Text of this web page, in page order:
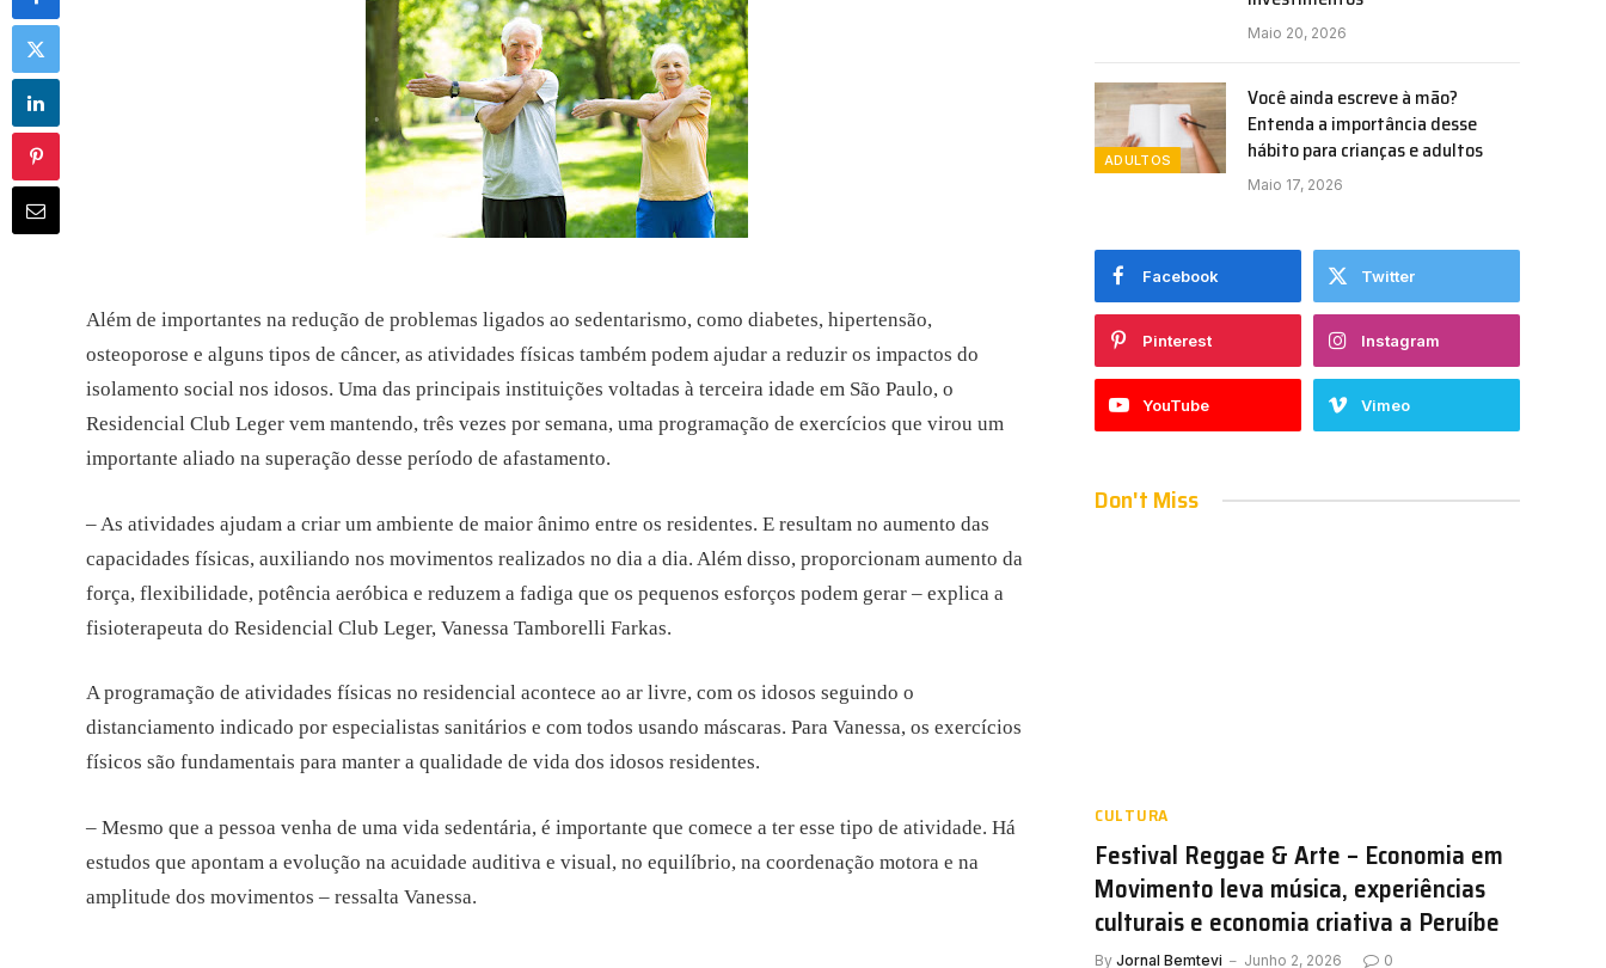
Além de importantes na redução de problemas ligados ao sedentarismo, como diabetes, hipertensão,
osteoporose e alguns tipos de câncer, as atividades físicas também podem ajudar a reduzir os impactos do
isolamento social nos idosos. Uma das principais instituições voltadas à terceira idade em São Paulo, o
Residencial Club Leger vem mantendo, três vezes por semana, uma programação de exercícios que virou um
importante aliado na superação desse período de afastamento.
– As atividades ajudam a criar um ambiente de maior ânimo entre os residentes. E resultam no aumento das
capacidades físicas, auxiliando nos movimentos realizados no dia a dia. Além disso, proporcionam aumento da
força, flexibilidade, potência aeróbica e reduzem a fadiga que os pequenos esforços podem gerar – explica a
fisioterapeuta do Residencial Club Leger, Vanessa Tamborelli Farkas.
A programação de atividades físicas no residencial acontece ao ar livre, com os idosos seguindo o
distanciamento indicado por especialistas sanitários e com todos usando máscaras. Para Vanessa, os exercícios
físicos são fundamentais para manter a qualidade de vida dos idosos residentes.
– Mesmo que a pessoa venha de uma vida sedentária, é importante que comece a ter esse tipo de atividade. Há
estudos que apontam a evolução na acuidade auditiva e visual, no equilíbrio, na coordenação motora e na
amplitude dos movimentos – ressalta Vanessa.
Maio 20, 2026
ADULTOS
Você ainda escreve à mão?
Entenda a importância desse
hábito para crianças e adultos
Maio 17, 2026
Facebook Twitter
Pinterest Instagram
YouTube Vimeo
Don't Miss
CULTURA
Festival Reggae & Arte – Economia em
Movimento leva música, experiências
culturais e economia criativa a Peruíbe
By Jornal Bemtevi Junho 2, 2026 0